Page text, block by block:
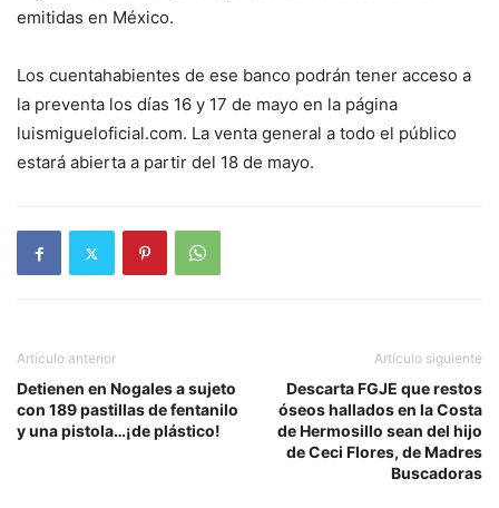
emitidas en México.
Los cuentahabientes de ese banco podrán tener acceso a
la preventa los días 16 y 17 de mayo en la página
luismigueloficial.com. La venta general a todo el público
estará abierta a partir del 18 de mayo.
Artículo anterior
Detienen en Nogales a sujeto
con 189 pastillas de fentanilo
y una pistola…¡de plástico!
Artículo siguiente
Descarta FGJE que restos
óseos hallados en la Costa
de Hermosillo sean del hijo
de Ceci Flores, de Madres
Buscadoras